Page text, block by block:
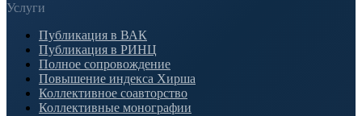
Услуги
Публикация в ВАК
Публикация в РИНЦ
Полное сопровождение
Повышение индекса Хирша
Коллективное соавторство
Коллективные монографии